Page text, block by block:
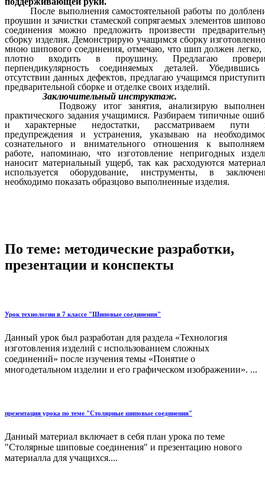
После выполнения самостоятельной работы по
проушин и зачистки стамеской сопрягаемых элементов
соединения можно предложить произвести
сборку изделия. Демонстрирую учащимся сборку
мною шипового соединения, отмечаю, что шип должен легко,
плотно входить в проушину. Предлагаю
перпендикулярность соединяемых деталей.
отсутствии данных дефектов, предлагаю учащимся
предварительной сборке и отделке своих изделий.
Заключительный инструктаж.
Подвожу итог занятия, анализирую
практического задания учащимися. Разбираем типичные
и характерные недостатки, рассматриваем пути
предупреждения и устранения, указываю на
сознательного и внимательного отношения к
работе, напоминаю, что изготовление непригодных
наносит материальный ущерб, так как расходуются
используется оборудование, инструменты, в
необходимо показать образцово выполненные изделия.
По теме: методические разработки,
презентации и конспекты
Урок технологии в 7 классе "Шиповые соединения"
Данный урок был разработан для раздела «Технология
изготовления изделий с использованием сложных
соединений» после изучения темы «Понятие о
многодетальном изделии и его гра­фическом изображении». ...
презентация урока по теме "Столярные шиповые соединения"
Данный материал включает в себя план урока по теме
"Столярные шиповые соединения" и презентацию нового
материалла для учащихся....